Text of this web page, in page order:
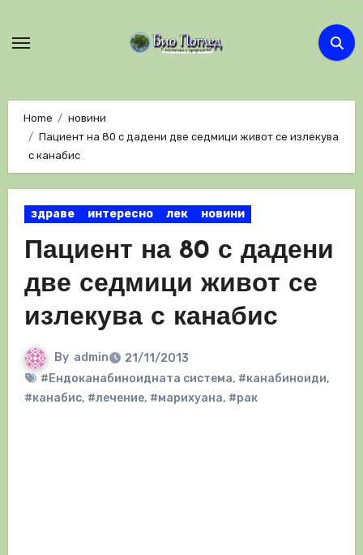
Home
новини
Пациент на 80 с дадени две седмици живот се излекува
с канабис
здраве интересно лек новини
Пациент на 80 с дадени
две седмици живот се
излекува с канабис
By admin
21/11/2013
#Ендоканабиноидната система, #канабиноиди,
#канабис, #лечение, #марихуана, #рак